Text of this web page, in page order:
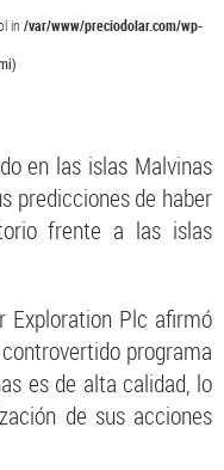
in /var/www/preciodolar.com/wp-
en las islas Malvinas
predicciones de haber
frente a las islas
Exploration Plc afirmó
programa
es de alta calidad, lo
de sus acciones